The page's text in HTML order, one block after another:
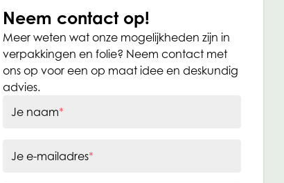
Neem contact op!
Meer weten wat onze mogelijkheden zijn in
verpakkingen en folie? Neem contact met
ons op voor een op maat idee en deskundig
advies.
Je naam*
Je e-mailadres*